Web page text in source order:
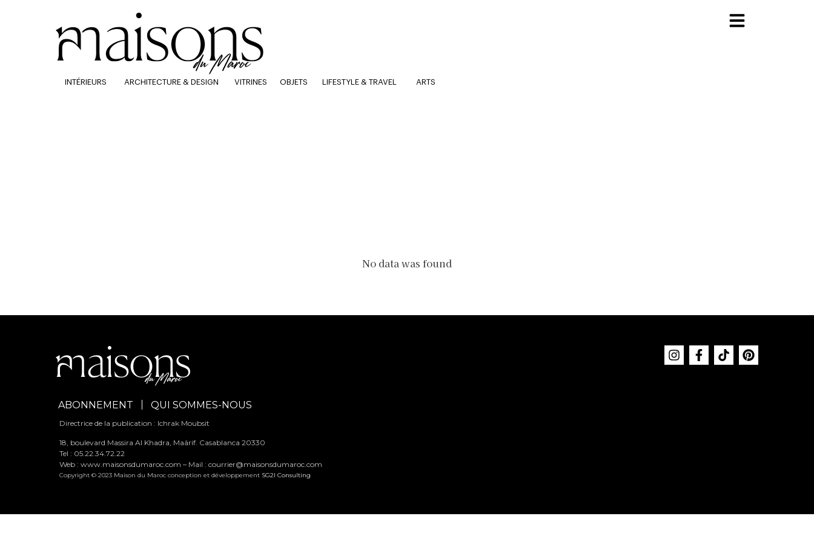
INTÉRIEURS ARCHITECTURE & DESIGN VITRINES OBJETS LIFESTYLE & TRAVEL ARTS
No data was found
ABONNEMENT QUI SOMMES-NOUS
Directrice de la publication : Ichrak Moubsit
18, boulevard Massira Al Khadra, Maârif. Casablanca 20330
Tel : 05.22.34.72.22
Web : www.maisonsdumaroc.com – Mail : courrier@maisonsdumaroc.com
Copyright © 2023 Maison du Maroc conception et développement SG2I Consulting